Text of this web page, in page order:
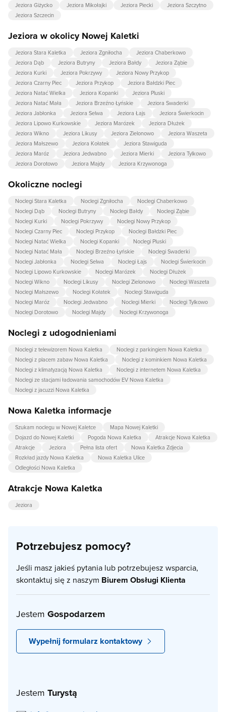
Jeziora Giżycko
Jeziora Mikołajki Jeziora Piecki
Jeziora Szczytno
Jeziora Szczecin
Jeziora w okolicy Nowej Kaletki
Jeziora Stara Kaletka Jeziora Zgniłocha
Jeziora Chaberkowo
Jeziora Dąb
Jeziora Butryny Jeziora Bałdy
Jeziora Ząbie
Jeziora Kurki
Jeziora Pokrzywy
Jeziora Nowy Przykop
Jeziora Czarny Piec
Jeziora Przykop
Jeziora Bałdzki Piec
Jeziora Natać Wielka
Jeziora Kopanki
Jeziora Pluski
Jeziora Natać Mała
Jeziora Brzeźno Łyńskie
Jeziora Swaderki
Jeziora Jabłonka
Jeziora Selwa Jeziora Łajs
Jeziora Świerkocin
Jeziora Lipowo Kurkowskie
Jeziora Marózek
Jeziora Dłużek
Jeziora Wikno
Jeziora Likusy Jeziora Zielonowo
Jeziora Waszeta
Jeziora Małszewo
Jeziora Kołatek
Jeziora Stawiguda
Jeziora Maróz
Jeziora Jedwabno Jeziora Mierki
Jeziora Tylkowo
Jeziora Dorotowo
Jeziora Majdy Jeziora Krzywonoga
Okoliczne noclegi
Noclegi Stara Kaletka Noclegi Zgniłocha
Noclegi Chaberkowo
Noclegi Dąb
Noclegi Butryny Noclegi Bałdy
Noclegi Ząbie
Noclegi Kurki
Noclegi Pokrzywy
Noclegi Nowy Przykop
Noclegi Czarny Piec
Noclegi Przykop
Noclegi Bałdzki Piec
Noclegi Natać Wielka
Noclegi Kopanki
Noclegi Pluski
Noclegi Natać Mała
Noclegi Brzeźno Łyńskie
Noclegi Swaderki
Noclegi Jabłonka
Noclegi Selwa Noclegi Łajs
Noclegi Świerkocin
Noclegi Lipowo Kurkowskie
Noclegi Marózek
Noclegi Dłużek
Noclegi Wikno
Noclegi Likusy Noclegi Zielonowo
Noclegi Waszeta
Noclegi Małszewo
Noclegi Kołatek
Noclegi Stawiguda
Noclegi Maróz
Noclegi Jedwabno Noclegi Mierki
Noclegi Tylkowo
Noclegi Dorotowo
Noclegi Majdy Noclegi Krzywonoga
Noclegi z udogodnieniami
Noclegi z telewizorem Nowa Kaletka
Noclegi z parkingiem Nowa Kaletka
Noclegi z placem zabaw Nowa Kaletka
Noclegi z kominkiem Nowa Kaletka
Noclegi z klimatyzacją Nowa Kaletka
Noclegi z internetem Nowa Kaletka
Noclegi ze stacjami ładowania samochodów EV Nowa Kaletka
Noclegi z jacuzzi Nowa Kaletka
Nowa Kaletka informacje
Szukam noclegu w Nowej Kaletce
Mapa Nowej Kaletki
Dojazd do Nowej Kaletki
Pogoda Nowa Kaletka
Atrakcje Nowa Kaletka
Atrakcje
Jeziora Pełna lista ofert
Nowa Kaletka Zdjecia
Rozkład jazdy Nowa Kaletka
Nowa Kaletka Ulice
Odległości Nowa Kaletka
Atrakcje Nowa Kaletka
Jeziora
Potrzebujesz pomocy?
Jeśli masz jakieś pytania lub potrzebujesz wsparcia,
skontaktuj się z naszym Biurem Obsługi Klienta
Jestem Gospodarzem
Wypełnij formularz kontaktowy
Jestem Turystą